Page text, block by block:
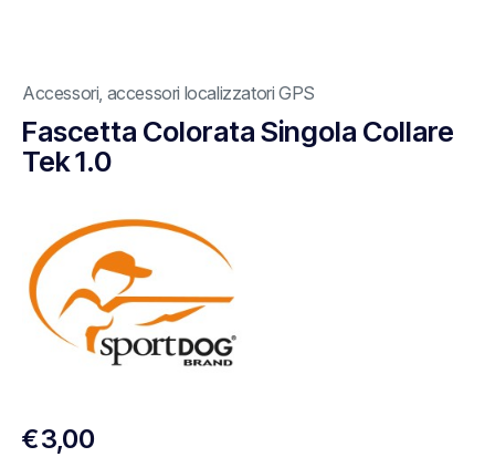
Accessori accessori localizzatori GPS
Fascetta Colorata Singola Collare
Tek 1.0
€3,00